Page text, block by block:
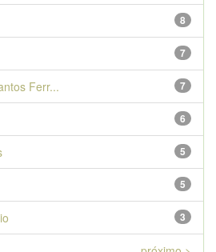
8
7
7
Ferr...
6
5
5
3